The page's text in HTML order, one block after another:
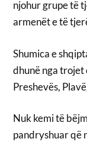
njohur grupe të
armenët e të
Shumica e
dhunë nga trojet
Preshevës,
Nuk kemi të
pandryshuar që